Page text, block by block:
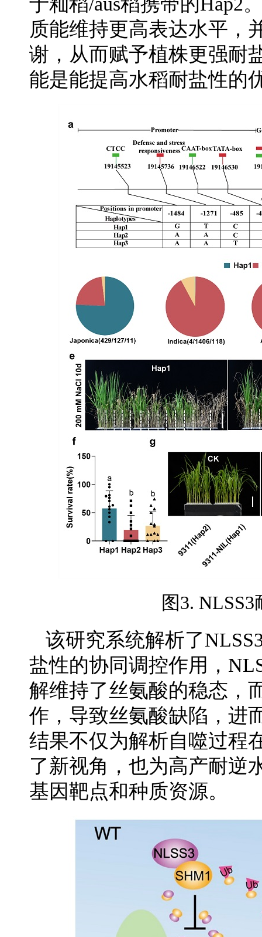
质能维持更高表达水平，
谢，从而赋予植株更强耐
能是能提高水稻耐盐性的
图3.
该研究系统解析了
盐性的协同调控作用，
解维持了丝氨酸的稳态，
作，导致丝氨酸缺陷，进
结果不仅为解析自噬过程
了新视角，也为高产耐逆
基因靶点和种质资源。